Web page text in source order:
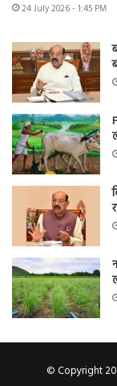
24 July 2026 - 1:45 PM
© Copyright